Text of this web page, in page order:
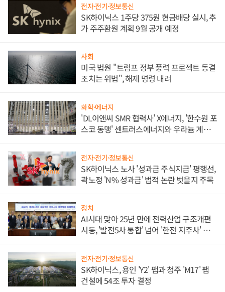
전자·전기·정보통신
SK하이닉스 1주당 375원 현금배당 실시, 추
가 주주환원 계획 9월 공개 예정
사회
미국 법원 "트럼프 정부 풍력 프로젝트 동결
조치는 위법", 해제 명령 내려
화학·에너지
'DL이앤씨 SMR 협력사' X에너지, '한수원 포
스코 동맹' 센트러스에너지와 우라늄 계약
전자·전기·정보통신
SK하이닉스 노사 '성과급 주식지급' 평행선,
곽노정 'N% 성과급' 법적 논란 벗을지 주목
정치
AI시대 맞아 25년 만에 전력산업 구조개편
시동, '발전5사 통합' 넘어 '한전 지주사' 재편
전자·전기·정보통신
SK하이닉스, 용인 'Y2' 팹과 청주 'M17' 팹
건설에 54조 투자 결정